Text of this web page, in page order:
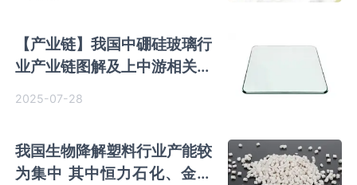
【产业链】我国中硼硅玻璃行
业产业链图解及上中游相关企
2025-07-28
我国生物降解塑料行业产能较
为集中 其中恒力石化、金发